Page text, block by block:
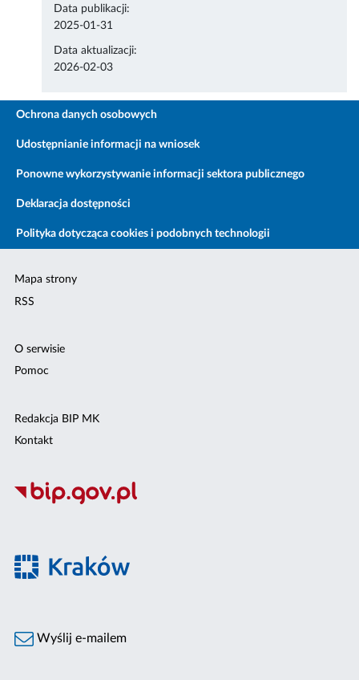
Data publikacji:
2025-01-31
Data aktualizacji:
2026-02-03
Ochrona danych osobowych
Udostępnianie informacji na wniosek
Ponowne wykorzystywanie informacji sektora publicznego
Deklaracja dostępności
Polityka dotycząca cookies i podobnych technologii
Mapa strony
RSS
O serwisie
Pomoc
Redakcja BIP MK
Kontakt
Wyślij e-mailem